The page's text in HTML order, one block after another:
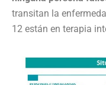
transitan la
12 están en terapia